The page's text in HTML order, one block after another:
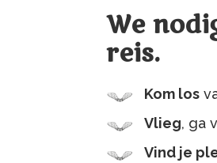
We
reis.
Kom los
Vlieg, ga
Vind je